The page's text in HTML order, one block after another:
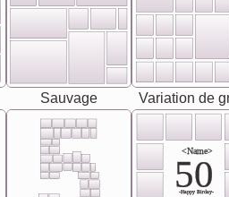
Sauvage Variation de
<Name>
50
-Happy Birday-